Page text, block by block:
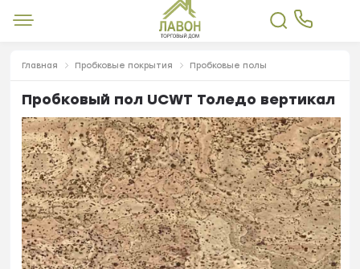
Главная Пробковые покрытия Пробковые полы
Пробковый пол UCWT Толедо вертикал